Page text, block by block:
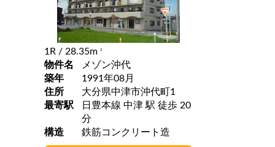
1R / 28.35m 2
物件名
メゾン沖代
築年
1991年08月
住所
大分県中津市沖代町1
最寄駅
日豊本線 中津 駅 徒歩 20
分
構造
鉄筋コンクリート造